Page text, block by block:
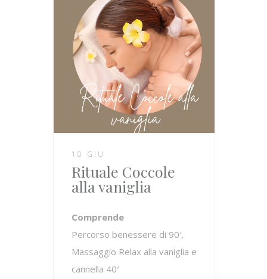
10 GIU
Rituale Coccole
alla vaniglia
Comprende
Percorso benessere di 90′,
Massaggio Relax alla vaniglia e
cannella 40′